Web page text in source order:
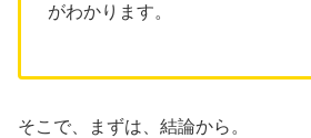
がわかります。
そこで、まずは、結論から。